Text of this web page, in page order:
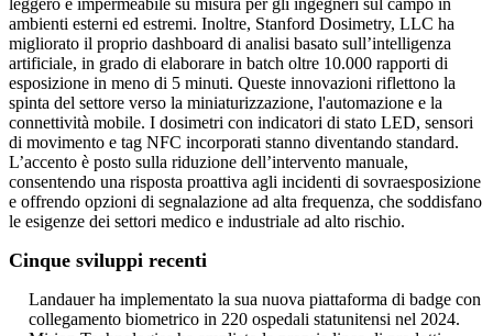
leggero e impermeabile su misura per gli ingegneri sul campo in
ambienti esterni ed estremi. Inoltre, Stanford Dosimetry, LLC ha
migliorato il proprio dashboard di analisi basato sull’intelligenza
artificiale, in grado di elaborare in batch oltre 10.000 rapporti di
esposizione in meno di 5 minuti. Queste innovazioni riflettono la
spinta del settore verso la miniaturizzazione, l'automazione e la
connettività mobile. I dosimetri con indicatori di stato LED, sensori
di movimento e tag NFC incorporati stanno diventando standard.
L’accento è posto sulla riduzione dell’intervento manuale,
consentendo una risposta proattiva agli incidenti di sovraesposizione
e offrendo opzioni di segnalazione ad alta frequenza, che soddisfano
le esigenze dei settori medico e industriale ad alto rischio.
Cinque sviluppi recenti
Landauer ha implementato la sua nuova piattaforma di badge con
collegamento biometrico in 220 ospedali statunitensi nel 2024.